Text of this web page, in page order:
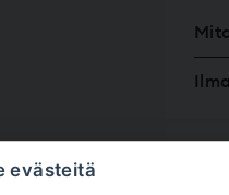
evästeitä